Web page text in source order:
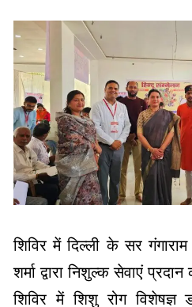
शिविर में दिल्ली के सर
शिविर में शिशु रोग विशेषज्ञ
उनकी टीम द्वारा अनगिनत
परामर्श प्रदान किया गया